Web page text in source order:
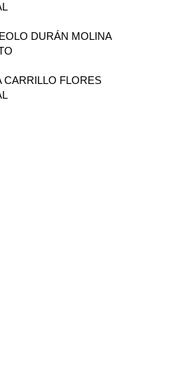
DURÁN MOLINA
CARRILLO FLORES